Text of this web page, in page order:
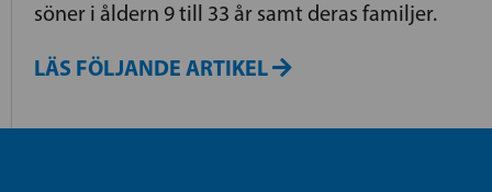
söner i åldern 9 till 33 år samt deras familjer.
LÄS FÖLJANDE ARTIKEL